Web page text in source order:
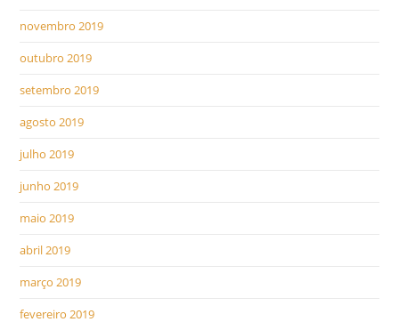
novembro 2019
outubro 2019
setembro 2019
agosto 2019
julho 2019
junho 2019
maio 2019
abril 2019
março 2019
fevereiro 2019